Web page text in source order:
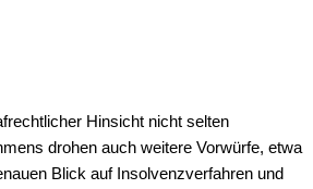
Hinsicht nicht selten
drohen auch weitere Vorwürfe, etwa
Blick auf Insolvenzverfahren und